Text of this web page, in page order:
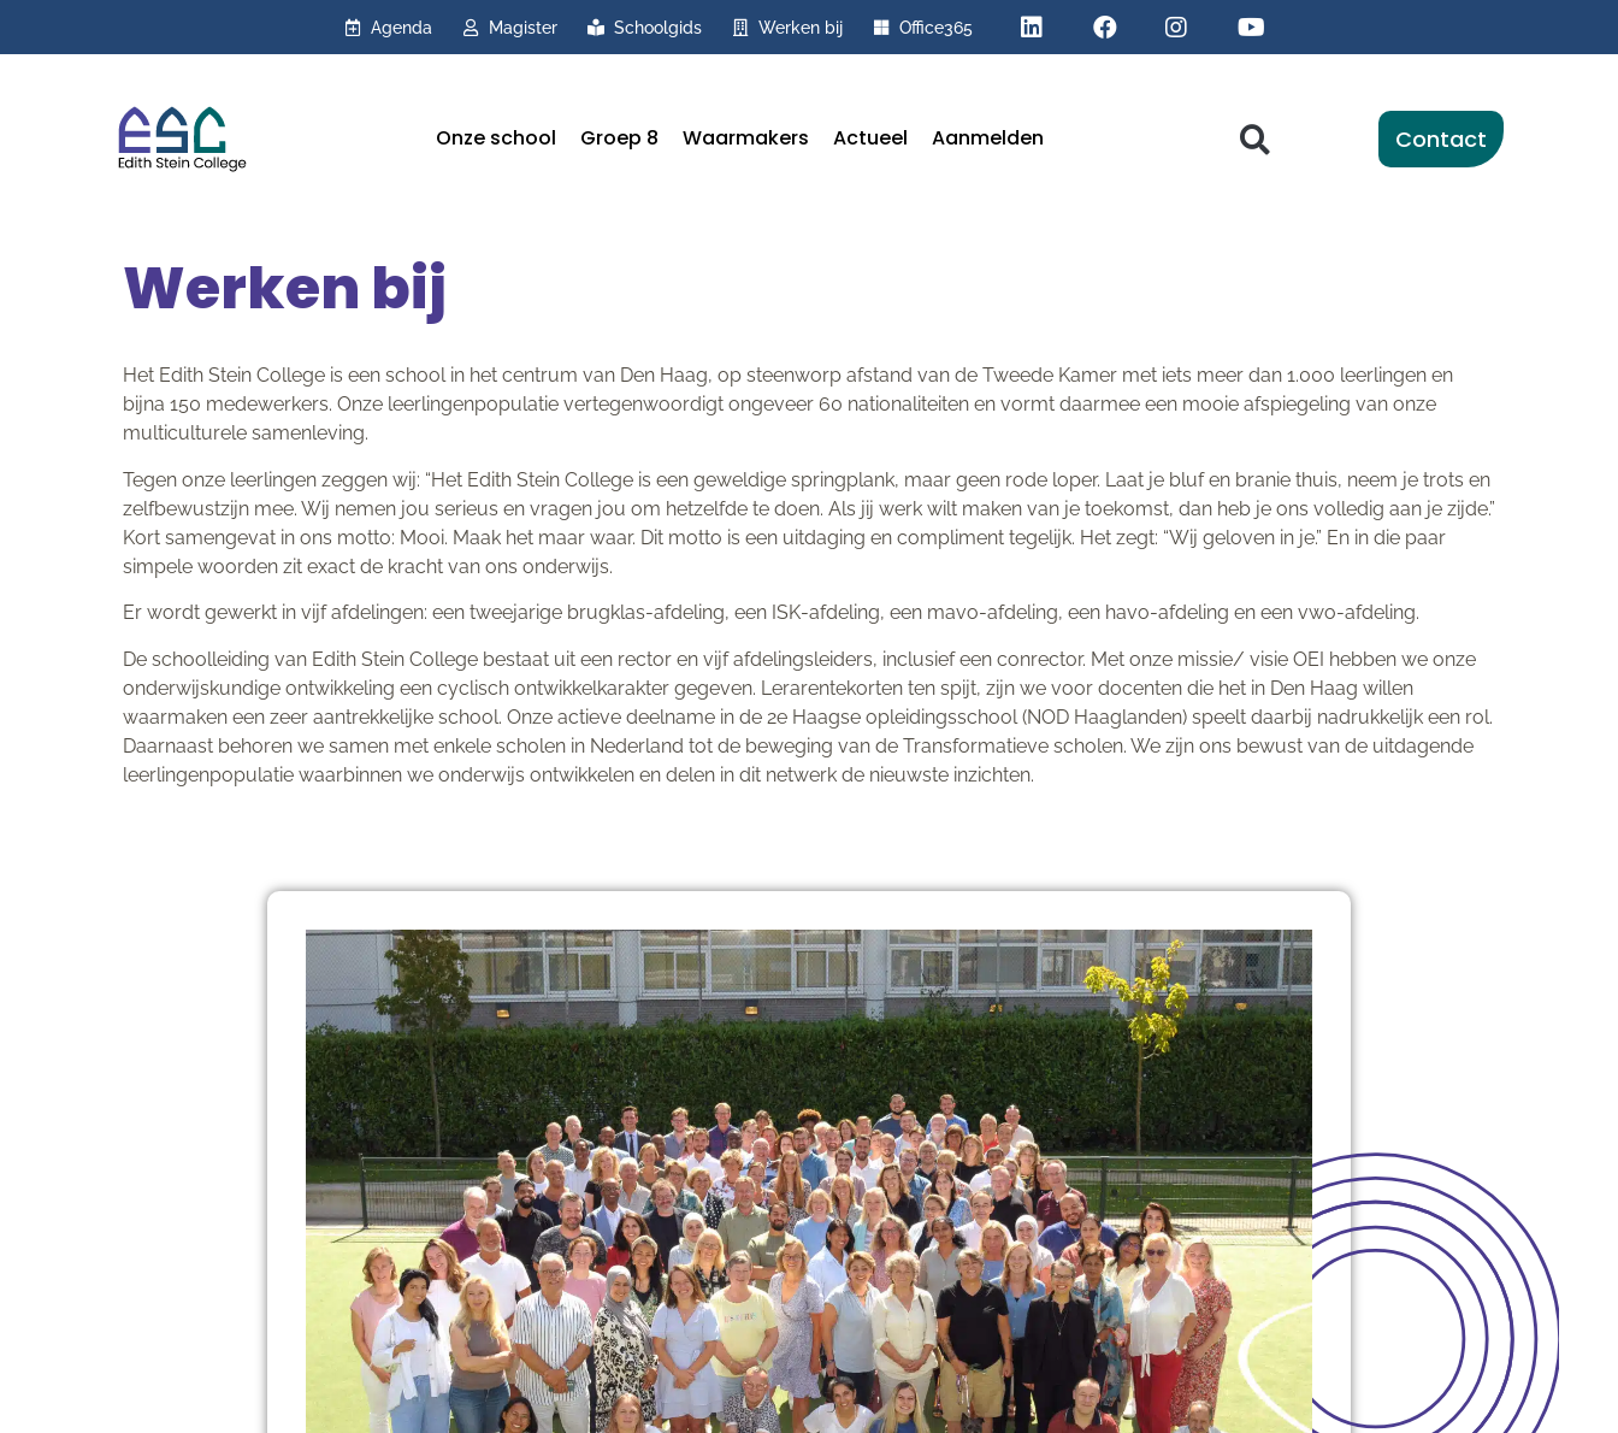
Agenda Magister Schoolgids Werken bij Office365
Onze school Groep 8 Waarmakers Actueel Aanmelden Contact
Werken bij
Het Edith Stein College is een school in het centrum van Den Haag, op steenworp afstand van de Tweede Kamer met iets meer dan 1.000 leerlingen en
bijna 150 medewerkers. Onze leerlingenpopulatie vertegenwoordigt ongeveer 60 nationaliteiten en vormt daarmee een mooie afspiegeling van onze
multiculturele samenleving.
Tegen onze leerlingen zeggen wij: “Het Edith Stein College is een geweldige springplank, maar geen rode loper. Laat je bluf en branie thuis, neem je trots en
zelfbewustzijn mee. Wij nemen jou serieus en vragen jou om hetzelfde te doen. Als jij werk wilt maken van je toekomst, dan heb je ons volledig aan je zijde.”
Kort samengevat in ons motto: Mooi. Maak het maar waar. Dit motto is een uitdaging en compliment tegelijk. Het zegt: “Wij geloven in je.” En in die paar
simpele woorden zit exact de kracht van ons onderwijs.
Er wordt gewerkt in vijf afdelingen: een tweejarige brugklas-afdeling, een ISK-afdeling, een mavo-afdeling, een havo-afdeling en een vwo-afdeling.
De schoolleiding van Edith Stein College bestaat uit een rector en vijf afdelingsleiders, inclusief een conrector. Met onze missie/ visie OEI hebben we onze
onderwijskundige ontwikkeling een cyclisch ontwikkelkarakter gegeven. Lerarentekorten ten spijt, zijn we voor docenten die het in Den Haag willen
waarmaken een zeer aantrekkelijke school. Onze actieve deelname in de 2e Haagse opleidingsschool (NOD Haaglanden) speelt daarbij nadrukkelijk een rol.
Daarnaast behoren we samen met enkele scholen in Nederland tot de beweging van de Transformatieve scholen. We zijn ons bewust van de uitdagende
leerlingenpopulatie waarbinnen we onderwijs ontwikkelen en delen in dit netwerk de nieuwste inzichten.